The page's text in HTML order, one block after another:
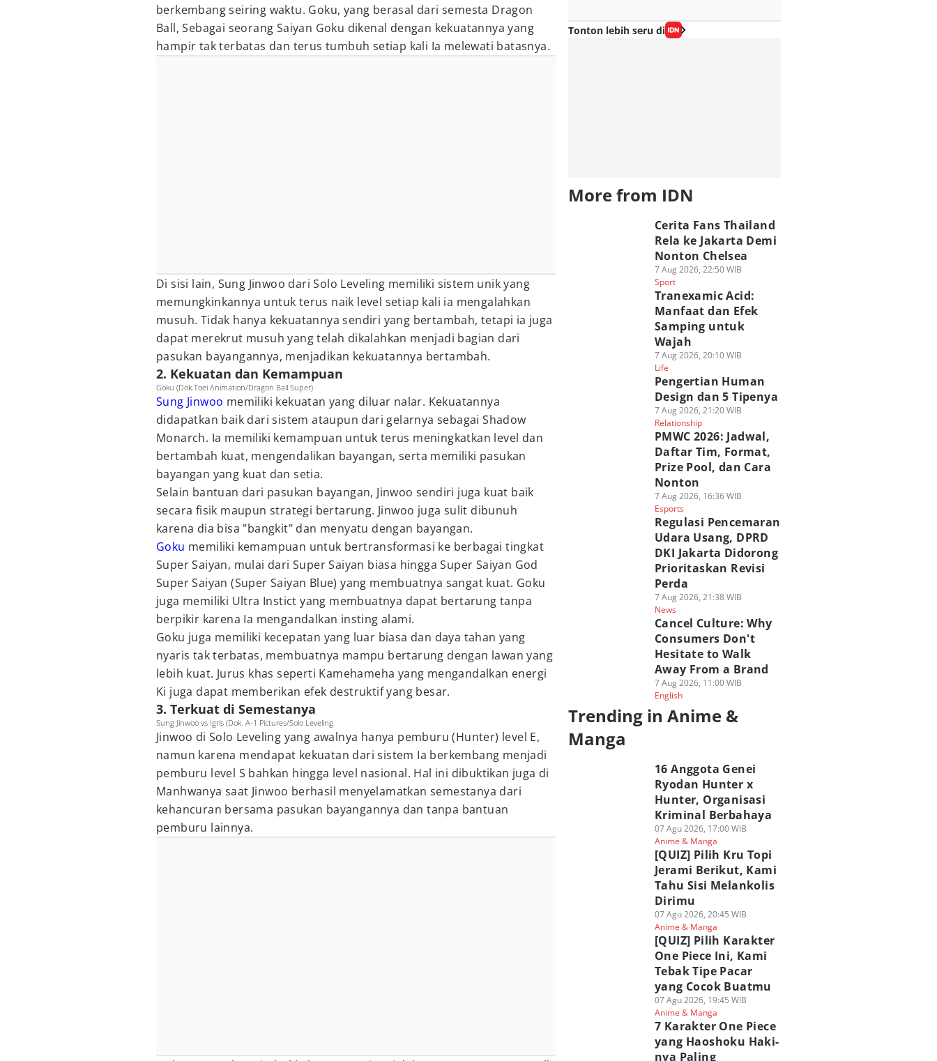
berkembang seiring waktu. Goku, yang berasal dari semesta Dragon
Ball, Sebagai seorang Saiyan Goku dikenal dengan kekuatannya yang
hampir tak terbatas dan terus tumbuh setiap kali Ia melewati batasnya.
Di sisi lain, Sung Jinwoo dari Solo Leveling memiliki sistem unik yang
memungkinkannya untuk terus naik level setiap kali ia mengalahkan
musuh. Tidak hanya kekuatannya sendiri yang bertambah, tetapi ia juga
dapat merekrut musuh yang telah dikalahkan menjadi bagian dari
pasukan bayangannya, menjadikan kekuatannya bertambah.
2. Kekuatan dan Kemampuan
Goku (Dok.Toei Animation/Dragon Ball Super)
Sung Jinwoo memiliki kekuatan yang diluar nalar. Kekuatannya
didapatkan baik dari sistem ataupun dari gelarnya sebagai Shadow
Monarch. Ia memiliki kemampuan untuk terus meningkatkan level dan
bertambah kuat, mengendalikan bayangan, serta memiliki pasukan
bayangan yang kuat dan setia.
Selain bantuan dari pasukan bayangan, Jinwoo sendiri juga kuat baik
secara fisik maupun strategi bertarung. Jinwoo juga sulit dibunuh
karena dia bisa "bangkit" dan menyatu dengan bayangan.
Goku memiliki kemampuan untuk bertransformasi ke berbagai tingkat
Super Saiyan, mulai dari Super Saiyan biasa hingga Super Saiyan God
Super Saiyan (Super Saiyan Blue) yang membuatnya sangat kuat. Goku
juga memiliki Ultra Instict yang membuatnya dapat bertarung tanpa
berpikir karena Ia mengandalkan insting alami.
Goku juga memiliki kecepatan yang luar biasa dan daya tahan yang
nyaris tak terbatas, membuatnya mampu bertarung dengan lawan yang
lebih kuat. Jurus khas seperti Kamehameha yang mengandalkan energi
Ki juga dapat memberikan efek destruktif yang besar.
3. Terkuat di Semestanya
Sung Jinwoo vs Igris (Dok. A-1 Pictures/Solo Leveling
Jinwoo di Solo Leveling yang awalnya hanya pemburu (Hunter) level E,
namun karena mendapat kekuatan dari sistem Ia berkembang menjadi
pemburu level S bahkan hingga level nasional. Hal ini dibuktikan juga di
Manhwanya saat Jinwoo berhasil menyelamatkan semestanya dari
kehancuran bersama pasukan bayangannya dan tanpa bantuan
pemburu lainnya.
Tonton lebih seru di
More from IDN
Cerita Fans Thailand
Rela ke Jakarta Demi
Nonton Chelsea
7 Aug 2026, 22:50 WIB
Sport
Tranexamic Acid:
Manfaat dan Efek
Samping untuk
Wajah
7 Aug 2026, 20:10 WIB
Life
Pengertian Human
Design dan 5 Tipenya
7 Aug 2026, 21:20 WIB
Relationship
PMWC 2026: Jadwal,
Daftar Tim, Format,
Prize Pool, dan Cara
Nonton
7 Aug 2026, 16:36 WIB
Esports
Regulasi Pencemaran
Udara Usang, DPRD
DKI Jakarta Didorong
Prioritaskan Revisi
Perda
7 Aug 2026, 21:38 WIB
News
Cancel Culture: Why
Consumers Don't
Hesitate to Walk
Away From a Brand
7 Aug 2026, 11:00 WIB
English
Trending in Anime &
Manga
16 Anggota Genei
Ryodan Hunter x
Hunter, Organisasi
Kriminal Berbahaya
07 Agu 2026, 17:00 WIB
Anime & Manga
[QUIZ] Pilih Kru Topi
Jerami Berikut, Kami
Tahu Sisi Melankolis
Dirimu
07 Agu 2026, 20:45 WIB
Anime & Manga
[QUIZ] Pilih Karakter
One Piece Ini, Kami
Tebak Tipe Pacar
yang Cocok Buatmu
07 Agu 2026, 19:45 WIB
Anime & Manga
7 Karakter One Piece
yang Haoshoku Haki-
nya Paling